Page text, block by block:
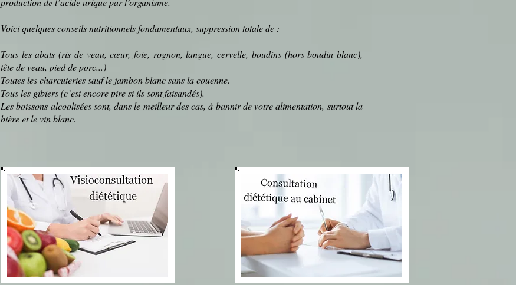
Voici quelques conseils nutritionnels fondamentaux, suppression totale de :
Tous lesabats (ris de veau,cœur,foie, rognon,langue,cervelle, boudins (horsboudin blanc),
tête de veau, pied de porc...)
Toutes lescharcuteriessauf le jambon blancsans lacouenne.
Tous les gibiers(c’est encore pire si ils sont faisandés).
Lesboissons alcooliséessont, dans le meilleur des cas, à bannir de votre alimentation, surtout la
bièreet levin blanc.